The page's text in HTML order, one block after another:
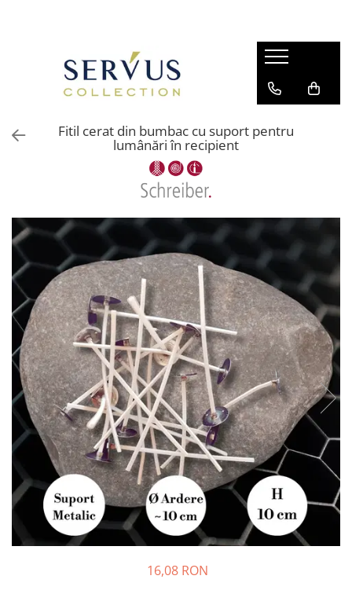
Fitil cerat din bumbac cu suport pentru
lumânări în recipient
16,08 RON